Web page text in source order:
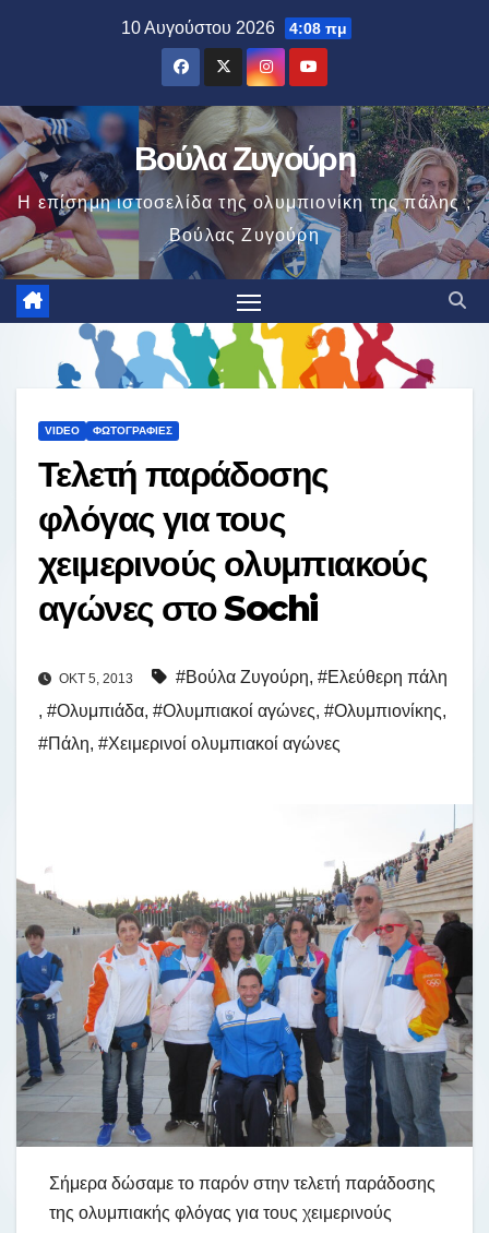
10 Αυγούστου 2026 4:08 πμ
Βούλα Ζυγούρη
Η επίσημη ιστοσελίδα της ολυμπιονίκη της πάλης ,
Βούλας Ζυγούρη
VIDEO ΦΩΤΟΓΡΑΦΊΕΣ
Τελετή παράδοσης
φλόγας για τους
χειμερινούς ολυμπιακούς
αγώνες στο Sochi
ΟΚΤ 5, 2013 #Βούλα Ζυγούρη, #Ελεύθερη πάλη
, #Ολυμπιάδα, #Ολυμπιακοί αγώνες, #Ολυμπιονίκης,
#Πάλη, #Χειμερινοί ολυμπιακοί αγώνες
Σήμερα δώσαμε το παρόν στην τελετή παράδοσης
της ολυμπιακής φλόγας για τους χειμερινούς